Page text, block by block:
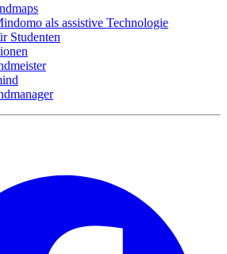
als assistive Technologie
Studenten